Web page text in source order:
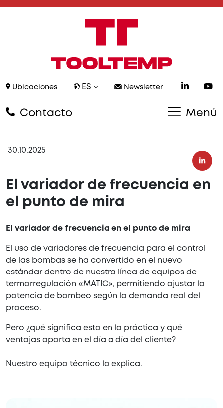
Ubicaciones ES Newsletter
Contacto Menú
30.10.2025
El variador de frecuencia en
el punto de mira
El variador de frecuencia en el punto de mira
El uso de variadores de frecuencia para el control
de las bombas se ha convertido en el nuevo
estándar dentro de nuestra línea de equipos de
termorregulación «MATIC», permitiendo ajustar la
potencia de bombeo según la demanda real del
proceso.
Pero ¿qué significa esto en la práctica y qué
ventajas aporta en el día a día del cliente?
Nuestro equipo técnico lo explica.